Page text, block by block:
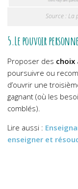
Source : La
5.Le pouvoir
Proposer des choix
poursuivre ou
d’ouvrir une
gagnant (où les
comblés).
Lire aussi :
enseigner et